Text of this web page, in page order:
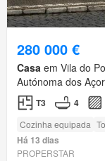
280 000 €
Casa em Vila do
Autónoma dos
T3 4
Cozinha equipada
Há 13 dias
PROPERSTAR